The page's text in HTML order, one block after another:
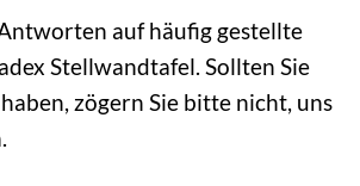
auf häufig gestellte
Stellwandtafel. Sollten Sie
zögern Sie bitte nicht, uns